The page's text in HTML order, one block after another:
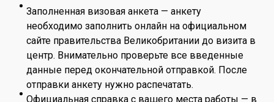
Заполненная визовая анкета — анкету
необходимо заполнить онлайн на официальном
сайте правительства Великобритании до визита в
центр. Внимательно проверьте все введенные
данные перед окончательной отправкой. После
отправки анкету нужно распечатать.
Официальная справка с вашего места работы — в